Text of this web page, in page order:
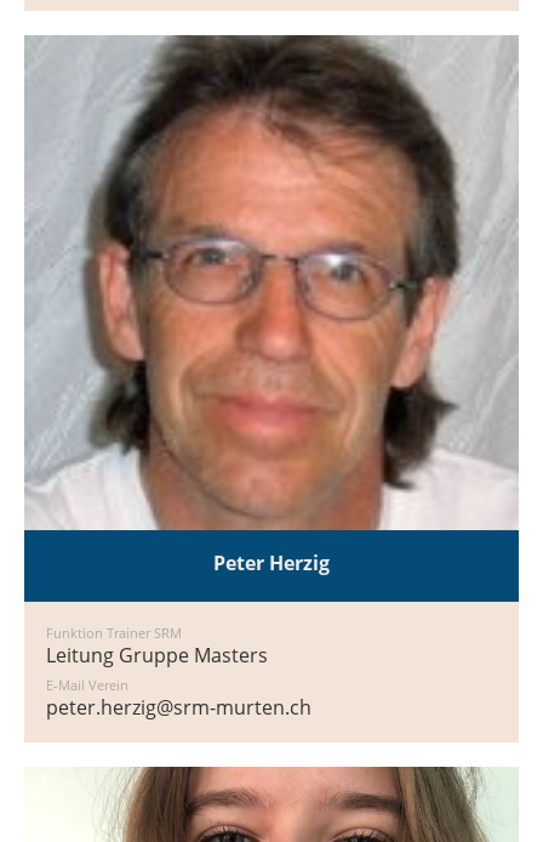
Peter Herzig
Funktion Trainer SRM
Leitung Gruppe Masters
E-Mail Verein
peter.herzig@srm-murten.ch